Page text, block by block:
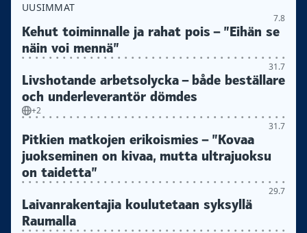
UUSIMMAT
7.8
Kehut toiminnalle ja rahat pois – ”Eihän se
näin voi mennä”
31.7
Livshotande arbetsolycka – både beställare
och underleverantör dömdes
+2
31.7
Pitkien matkojen erikoismies – ”Kovaa
juokseminen on kivaa, mutta ultrajuoksu
on taidetta”
29.7
Laivanrakentajia koulutetaan syksyllä
Raumalla